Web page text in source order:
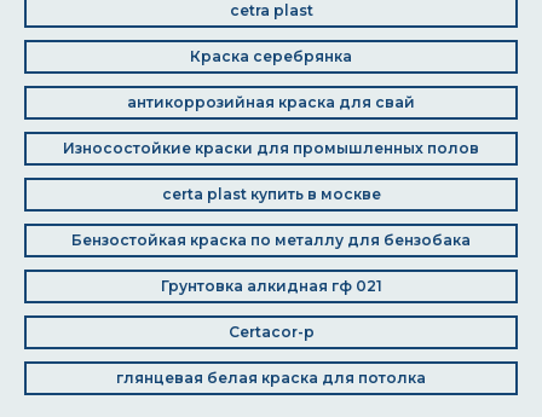
cetra plast
Краска серебрянка
антикоррозийная краска для свай
Износостойкие краски для промышленных полов
certa plast купить в москве
Бензостойкая краска по металлу для бензобака
Грунтовка алкидная гф 021
Certacor-p
глянцевая белая краска для потолка